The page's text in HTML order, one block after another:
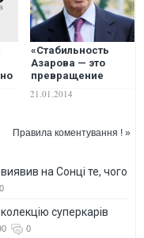
«Стабильность
Азарова — это
превращение
кладбище», -
21.01.2014
Правила коментування ! »
на Сонці те, чого
0
суперкарів
0